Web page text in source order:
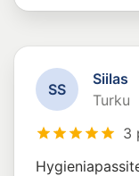
SS
Siilas
Turku
3